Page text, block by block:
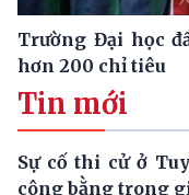
Trường Đại học
hơn 200 chỉ tiêu
Tin mới
Sự cố thi cử ở
công bằng trong